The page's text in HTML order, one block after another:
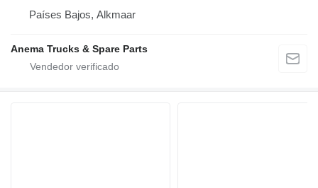
Países Bajos, Alkmaar
Anema Trucks & Spare Parts